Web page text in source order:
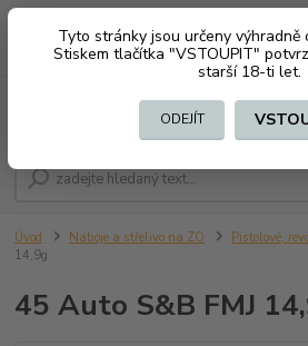
Tyto stránky jsou určeny výhradně
Stiskem tlačítka "VSTOUPIT"
starší 18-ti let.
ODEJÍT
CZK
+420 603794370
Úvod Náboje a střelivo na ZO Pistolové,
14,9g
45 Auto S&B FMJ